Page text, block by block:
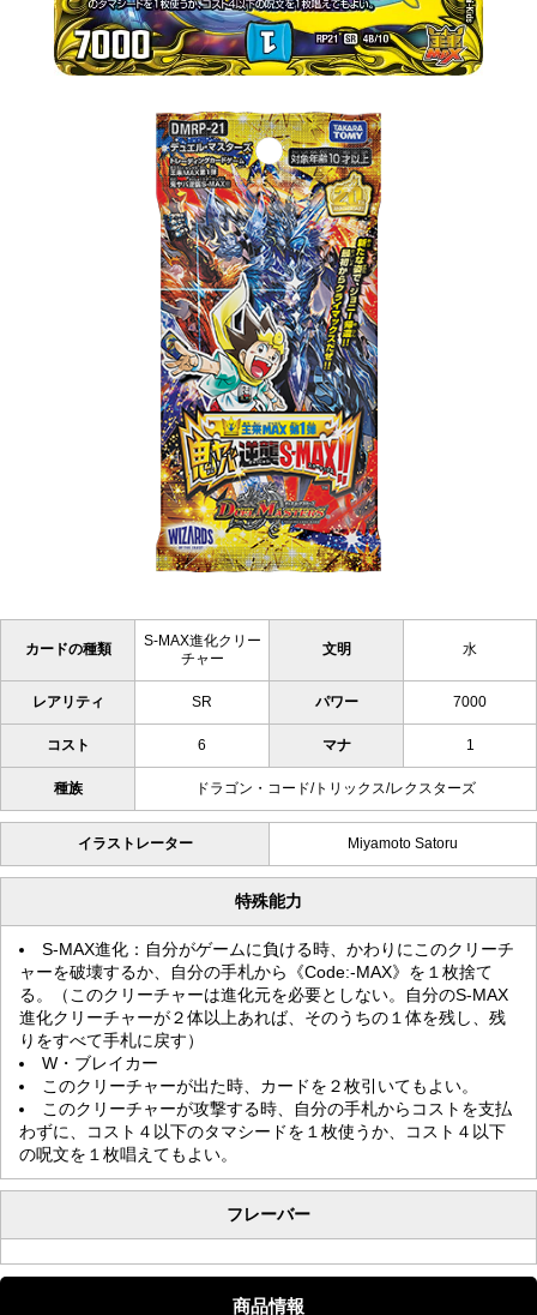
カードの種類
S-MAX進化クリー
チャー
文明 水
レアリティ SR パワー 7000
コスト 6 マナ 1
種族 ドラゴン・コード/トリックス/レクスターズ
イラストレーター Miyamoto Satoru
特殊能力
S-MAX進化：自分がゲームに負ける時、かわりにこのクリーチ
ャーを破壊するか、自分の手札から《Code:-MAX》を１枚捨て
る。（このクリーチャーは進化元を必要としない。自分のS-MAX
進化クリーチャーが２体以上あれば、そのうちの１体を残し、残
りをすべて手札に戻す）
W・ブレイカー
このクリーチャーが出た時、カードを２枚引いてもよい。
このクリーチャーが攻撃する時、自分の手札からコストを支払
わずに、コスト４以下のタマシードを１枚使うか、コスト４以下
の呪文を１枚唱えてもよい。
フレーバー
商品情報